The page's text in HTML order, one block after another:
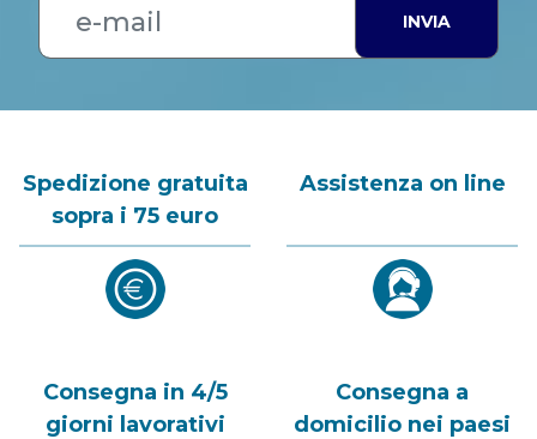
INVIA
Spedizione gratuita
sopra i 75 euro
Assistenza on line
Consegna in 4/5
giorni lavorativi
Consegna a
domicilio nei paesi